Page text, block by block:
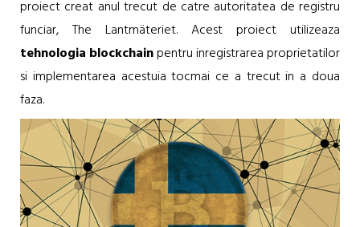
proiect creat anul trecut de catre autoritatea de registru
funciar, The Lantmäteriet. Acest proiect utilizeaza
tehnologia blockchainpentru inregistrarea proprietatilor
si implementarea acestuia tocmai ce a trecut in a doua
faza.